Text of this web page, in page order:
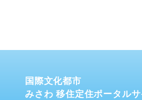
国際文化都市
みさわ 移住定住ポータルサ